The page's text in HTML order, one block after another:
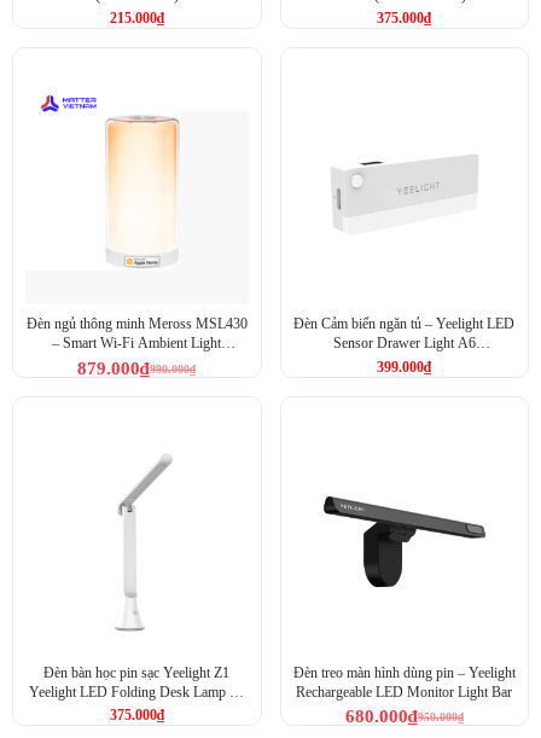
215.000₫
375.000₫
Đèn ngủ thông minh Meross MSL430
– Smart Wi-Fi Ambient Light
MSL430 (MSL430HK-EU)
990.000₫
879.000₫
Đèn Cảm biến ngăn tủ – Yeelight LED
Sensor Drawer Light A6
(YLCTD001)
399.000₫
Đèn bàn học pin sạc Yeelight Z1
Yeelight LED Folding Desk Lamp Z1
(YLTD11YL)
375.000₫
Đèn treo màn hình dùng pin – Yeelight
Rechargeable LED Monitor Light Bar
950.000₫
680.000₫